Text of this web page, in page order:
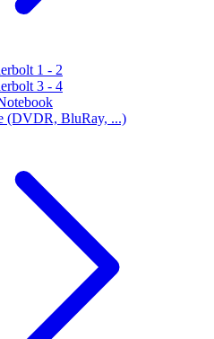
1 - 2
3 - 4
(DVDR, BluRay, ...)